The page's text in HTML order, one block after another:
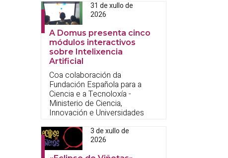
31 de xullo de
2026
A Domus presenta cinco
módulos interactivos
sobre Intelixencia
Artificial
Coa colaboración da
Fundación Española para a
Ciencia e a Tecnoloxía -
Ministerio de Ciencia,
Innovación e Universidades
3 de xullo de
2026